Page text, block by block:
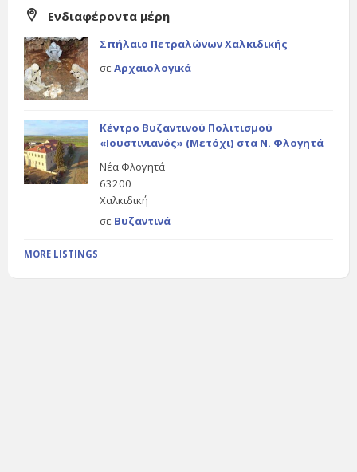
Ενδιαφέροντα μέρη
Σπήλαιο Πετραλώνων Χαλκιδικής
σε Αρχαιολογικά
Κέντρο Βυζαντινού Πολιτισμού
«Ιουστινιανός» (Μετόχι) στα Ν. Φλογητά
Νέα Φλογητά
63200
Χαλκιδική
σε Βυζαντινά
MORE LISTINGS